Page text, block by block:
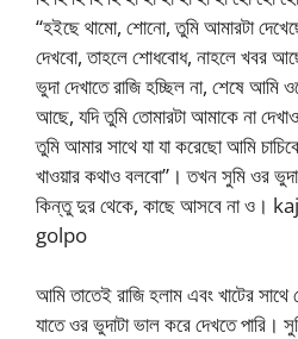
“হইছে থামো, শোনো, তুমি আমারটা
দেখবো, তাহলে শোধবোধ, নাহলে খবর
ভুদা দেখাতে রাজি হচ্ছিল না, শেষে আমি
আছে, যদি তুমি তোমারটা আমাকে না
তুমি আমার সাথে যা যা করেছো আমি
খাওয়ার কথাও বলবো”। তখন সুমি ওর
কিন্তু দুর থেকে, কাছে আসবে না
golpo
আমি তাতেই রাজি হলাম এবং খাটের সাথে
যাতে ওর ভুদাটা ভাল করে দেখতে পারি।